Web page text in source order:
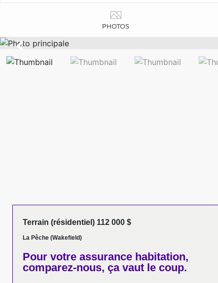
PHOTOS
Terrain (résidentiel) 112 000 $
La Pêche (Wakefield)
Pour votre assurance habitation,
comparez-nous, ça vaut le coup.